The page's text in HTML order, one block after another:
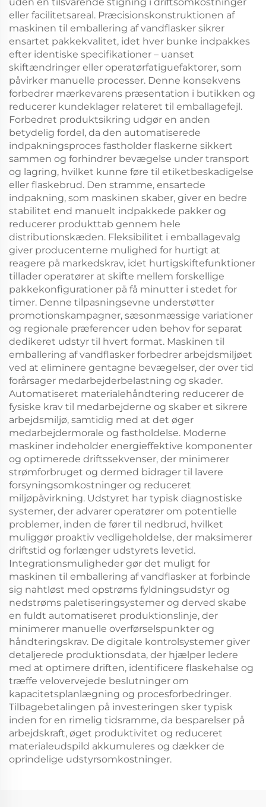
eller facilitetsareal. Præcisionskonstruktionen af
maskinen til emballering af vandflasker sikrer
ensartet pakkekvalitet, idet hver bunke indpakkes
efter identiske specifikationer – uanset
skiftændringer eller operatørfatiguefaktorer, som
påvirker manuelle processer. Denne konsekvens
forbedrer mærkevarens præsentation i butikken og
reducerer kundeklager relateret til emballagefejl.
Forbedret produktsikring udgør en anden
betydelig fordel, da den automatiserede
indpakningsproces fastholder flaskerne sikkert
sammen og forhindrer bevægelse under transport
og lagring, hvilket kunne føre til etiketbeskadigelse
eller flaskebrud. Den stramme, ensartede
indpakning, som maskinen skaber, giver en bedre
stabilitet end manuelt indpakkede pakker og
reducerer produkttab gennem hele
distributionskæden. Fleksibilitet i emballagevalg
giver producenterne mulighed for hurtigt at
reagere på markedskrav, idet hurtigskiftefunktioner
tillader operatører at skifte mellem forskellige
pakkekonfigurationer på få minutter i stedet for
timer. Denne tilpasningsevne understøtter
promotionskampagner, sæsonmæssige variationer
og regionale præferencer uden behov for separat
dedikeret udstyr til hvert format. Maskinen til
emballering af vandflasker forbedrer arbejdsmiljøet
ved at eliminere gentagne bevægelser, der over tid
forårsager medarbejderbelastning og skader.
Automatiseret materialehåndtering reducerer de
fysiske krav til medarbejderne og skaber et sikrere
arbejdsmiljø, samtidig med at det øger
medarbejdermorale og fastholdelse. Moderne
maskiner indeholder energieffektive komponenter
og optimerede driftssekvenser, der minimerer
strømforbruget og dermed bidrager til lavere
forsyningsomkostninger og reduceret
miljøpåvirkning. Udstyret har typisk diagnostiske
systemer, der advarer operatører om potentielle
problemer, inden de fører til nedbrud, hvilket
muliggør proaktiv vedligeholdelse, der maksimerer
driftstid og forlænger udstyrets levetid.
Integrationsmuligheder gør det muligt for
maskinen til emballering af vandflasker at forbinde
sig nahtløst med opstrøms fyldningsudstyr og
nedstrøms paletiseringsystemer og derved skabe
en fuldt automatiseret produktionslinje, der
minimerer manuelle overførselspunkter og
håndteringskrav. De digitale kontrolsystemer giver
detaljerede produktionsdata, der hjælper ledere
med at optimere driften, identificere flaskehalse og
træffe velovervejede beslutninger om
kapacitetsplanlægning og procesforbedringer.
Tilbagebetalingen på investeringen sker typisk
inden for en rimelig tidsramme, da besparelser på
arbejdskraft, øget produktivitet og reduceret
materialeudspild akkumuleres og dækker de
oprindelige udstyrsomkostninger.